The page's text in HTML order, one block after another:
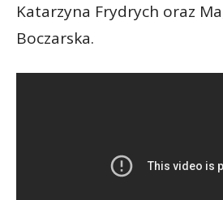
Katarzyna Frydrych oraz
Boczarska.